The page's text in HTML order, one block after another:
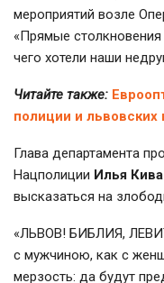
мероприятий возле
«Прямые
чего хотели наши
Читайте также:
полиции и львовских
Глава департамента
Нацполиции Илья Кива
высказаться на
«ЛЬВОВ! БИБЛИЯ,
с мужчиною, как с
мерзость: да будут